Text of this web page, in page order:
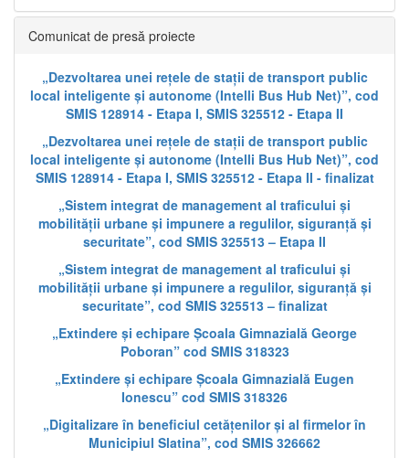
Comunicat de presă proiecte
„Dezvoltarea unei rețele de stații de transport public
local inteligente și autonome (Intelli Bus Hub Net)”, cod
SMIS 128914 - Etapa I, SMIS 325512 - Etapa II
„Dezvoltarea unei rețele de stații de transport public
local inteligente și autonome (Intelli Bus Hub Net)”, cod
SMIS 128914 - Etapa I, SMIS 325512 - Etapa II - finalizat
„Sistem integrat de management al traficului și
mobilității urbane și impunere a regulilor, siguranță și
securitate”, cod SMIS 325513 – Etapa II
„Sistem integrat de management al traficului și
mobilității urbane și impunere a regulilor, siguranță și
securitate”, cod SMIS 325513 – finalizat
„Extindere și echipare Școala Gimnazială George
Poboran” cod SMIS 318323
„Extindere și echipare Școala Gimnazială Eugen
Ionescu” cod SMIS 318326
„Digitalizare în beneficiul cetățenilor și al firmelor în
Municipiul Slatina”, cod SMIS 326662